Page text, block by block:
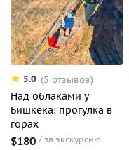
5.0 (5 отзывов)
Над облаками у
Бишкека: прогулка в
горах
$180 за экскурсию